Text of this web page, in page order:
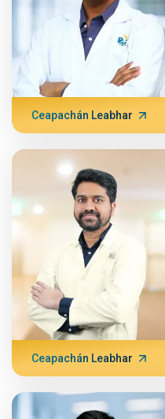
Ceapachán Leabhar
Ceapachán Leabhar